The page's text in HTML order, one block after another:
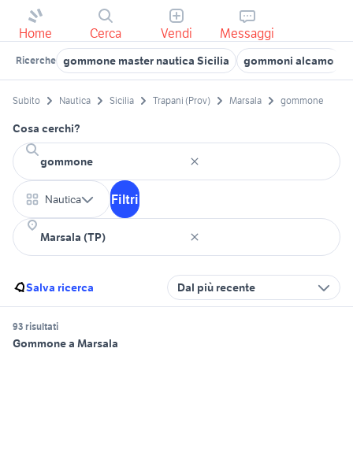
Home Cerca Vendi Messaggi
Ricerche gommone master nautica Sicilia gommoni alcamo
Subito Nautica Sicilia Trapani (Prov) Marsala gommone
Cosa cerchi?
Nautica Filtri
Salva ricerca Dal più recente
93 risultati
Gommone a Marsala